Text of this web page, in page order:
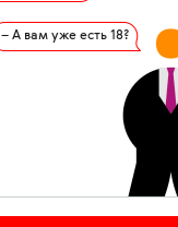
– А вам уже есть 18?
₽